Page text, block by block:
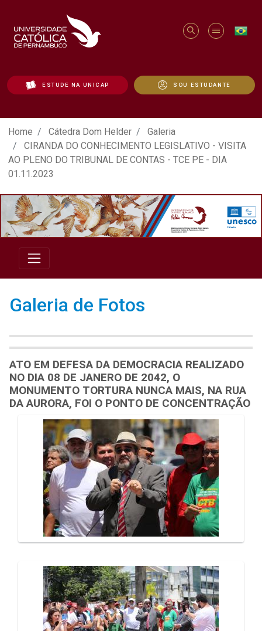
ESTUDE NA UNICAP SOU ESTUDANTE
ATO EM DEFESA DA DEMOCRACIA
Home Cátedra Dom Helder
Galeria
CIRANDA DO CONHECIMENTO LEGISLATIVO - VISITA
AO PLENO DO TRIBUNAL DE CONTAS - TCE PE - DIA
01.11.2023
Galeria de Fotos
ATO EM DEFESA DA DEMOCRACIA REALIZADO
NO DIA 08 DE JANERO DE 2042, O
MONUMENTO TORTURA NUNCA MAIS, NA RUA
DA AURORA, FOI O PONTO DE CONCENTRAÇÃO
Galeria de Mídias